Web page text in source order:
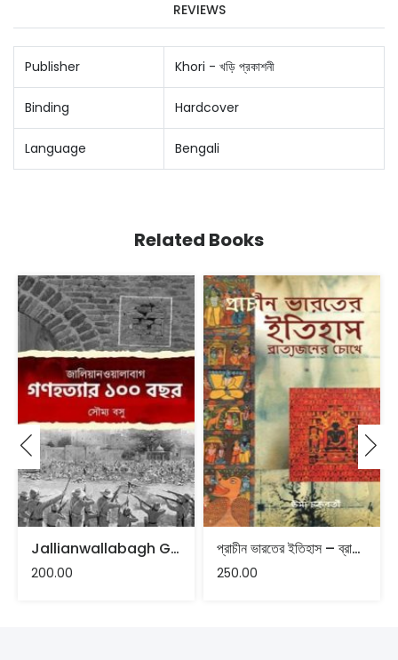
REVIEWS
Publisher Khori - খড়ি প্রকাশনী
Binding Hardcover
Language Bengali
Related Books
Jallianwallabagh Ganahotyar 100 Bochor
200.00
প্রাচীন ভারতের ইতিহাস – ব্রাত্যজনের চোখে
250.00